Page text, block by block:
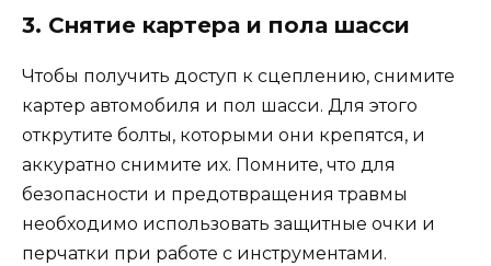
3. Снятие картера и пола шасси
Чтобы получить доступ к сцеплению, снимите
картер автомобиля и пол шасси. Для этого
открутите болты, которыми они крепятся, и
аккуратно снимите их. Помните, что для
безопасности и предотвращения травмы
необходимо использовать защитные очки и
перчатки при работе с инструментами.